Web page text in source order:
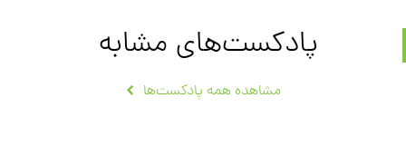
پادکست‌های مشابه
مشاهده همه پادکست‌ها